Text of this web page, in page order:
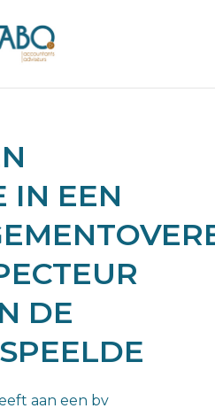
IN EEN
DE
aan een bv